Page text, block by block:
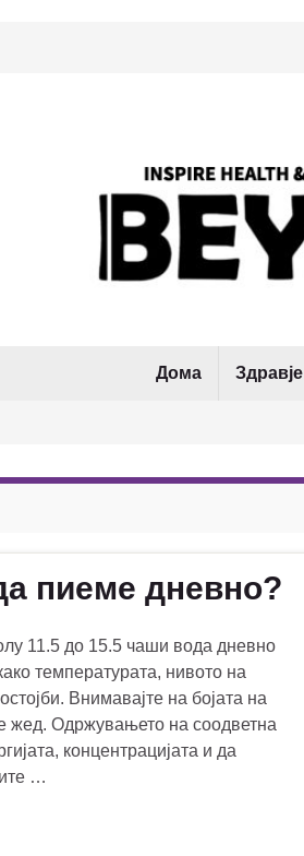
Дома Здравје
пиеме дневно?
11.5 до 15.5 чаши вода дневно
температурата, нивото на
Внимавајте на бојата на
жед. Одржувањето на соодветна
концентрацијата и да
…